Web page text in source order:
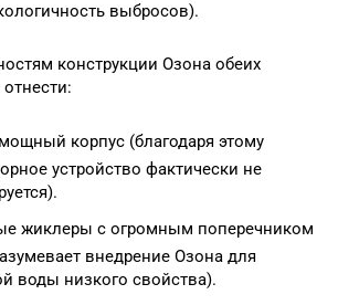
выбросов).
конструкции Озона обеих
корпус (благодаря этому
устройство фактически не
жиклеры с огромным поперечником
внедрение Озона для
воды низкого свойства).